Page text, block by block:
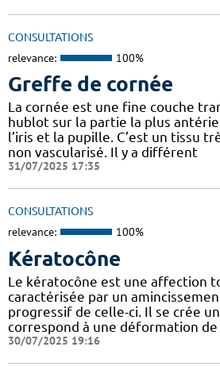
CONSULTATIONS
relevance: 100%
Greffe de cornée
La cornée est une fine couche
hublot sur la partie la plus
l’iris et la pupille. C’est un tissu
non vascularisé. Il y a différent
31/07/2025 17:35
CONSULTATIONS
relevance: 100%
Kératocône
Le kératocône est une affection
caractérisée par un
progressif de celle-ci. Il se crée
correspond à une déformation de
30/07/2025 19:16